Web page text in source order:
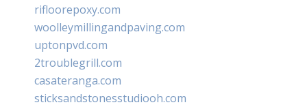
rifloorepoxy.com
woolleymillingandpaving.com
uptonpvd.com
2troublegrill.com
casateranga.com
sticksandstonesstudiooh.com